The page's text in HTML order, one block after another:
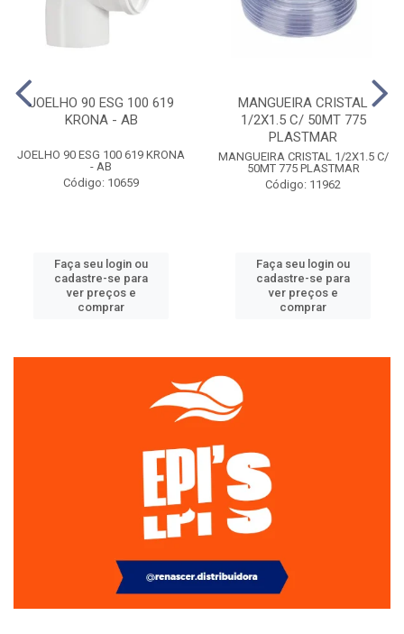
JOELHO 90 ESG 100 619
KRONA - AB
JOELHO 90 ESG 100 619 KRONA
- AB
Código: 10659
Faça seu login ou
cadastre-se para
ver preços e
comprar
MANGUEIRA CRISTAL
1/2X1.5 C/ 50MT 775
PLASTMAR
MANGUEIRA CRISTAL 1/2X1.5 C/
50MT 775 PLASTMAR
Código: 11962
Faça seu login ou
cadastre-se para
ver preços e
comprar